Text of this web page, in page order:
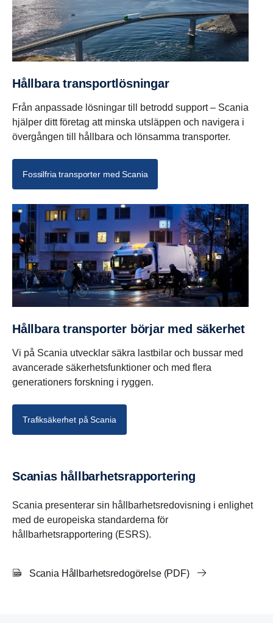
Hållbara transportlösningar
Från anpassade lösningar till betrodd support – Scania
hjälper ditt företag att minska utsläppen och navigera i
övergången till hållbara och lönsamma transporter.
Fossilfria transporter med Scania
Hållbara transporter börjar med säkerhet
Vi på Scania utvecklar säkra lastbilar och bussar med
avancerade säkerhetsfunktioner och med flera
generationers forskning i ryggen.
Trafiksäkerhet på Scania
Scanias hållbarhetsrapportering
Scania presenterar sin hållbarhetsredovisning i enlighet
med de europeiska standarderna för
hållbarhetsrapportering (ESRS).
Scania Hållbarhetsredogörelse (PDF)